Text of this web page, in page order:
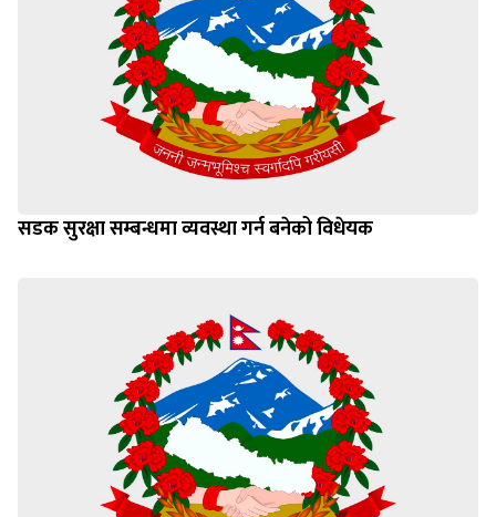
सडक सुरक्षा सम्बन्धमा व्यवस्था गर्न बनेको विधेयक